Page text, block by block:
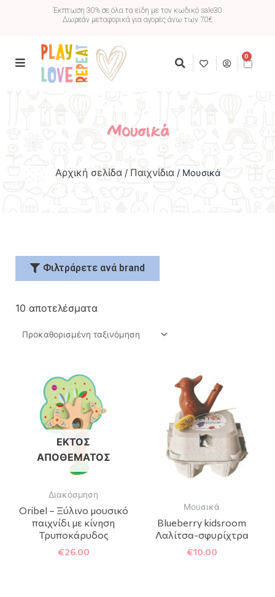
Έκπτωση 30% σε όλα τα είδη με τον κωδικό sale30
Δωρεάν μεταφορικά για αγορές άνω των 70€
0
Μουσικά
Αρχική σελίδα/ Παιχνίδια/ Μουσικά
Φιλτράρετε ανά brand
10 αποτελέσματα
ΕΚΤΌΣ
ΑΠΟΘΈΜΑΤΟΣ
Διακόσμηση
Oribel – Ξύλινο μουσικό
παιχνίδι με κίνηση
Τρυποκάρυδος
€26.00
Μουσικά
Blueberry kidsroom
Λαλίτσα-σφυρίχτρα
€10.00